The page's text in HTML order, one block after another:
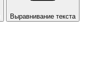
Выравнивание текста